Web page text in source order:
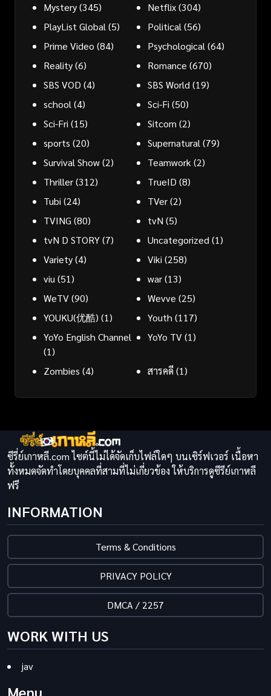
Mystery(345) Netflix(304)
PlayList Global(5) Political(56)
Prime Video (84) Psychological(64)
Reality(6) Romance (670)
SBS VOD (4) SBS World(19)
school(4) Sci-Fi (50)
Sci-Fri (15) Sitcom (2)
sports (20) Supernatural(79)
Survival Show(2) Teamwork(2)
Thriller(312) TrueID (8)
Tubi (24) TVer(2)
TVING (80) tvN (5)
tvN D STORY(7) Uncategorized(1)
Variety(4) Viki (258)
viu(51) war(13)
WeTV(90) Wevve (25)
YOUKU(优酷) (1) Youth (117)
YoYo English Channel
(1)
YoYo TV(1)
Zombies (4) สารคดี(1)
ซีรี่ย์เกาหลี.com ไซต์นี้ไม่ได้จัดเก็บไฟล์ใดๆ บนเซิร์ฟเวอร์ เนื้อหา
ทั้งหมดจัดทำโดยบุคคลที่สามที่ไม่เกี่ยวข้อง ให้บริการดูซีรีย์เกาหลี
ฟรี
INFORMATION
Terms & Conditions
PRIVACY POLICY
DMCA / 2257
WORK WITH US
jav
Menu